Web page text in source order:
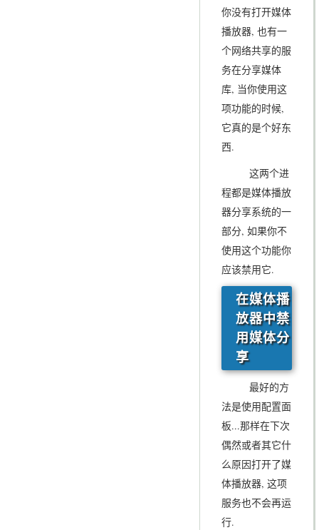
你没有打开媒体
播放器, 也有一
个网络共享的服
务在分享媒体
库, 当你使用这
项功能的时候,
它真的是个好东
西.
这两个进
程都是媒体播放
器分享系统的一
部分, 如果你不
使用这个功能你
应该禁用它.
在媒体播
放器中禁
用媒体分
享
最好的方
法是使用配置面
板...那样在下次
偶然或者其它什
么原因打开了媒
体播放器, 这项
服务也不会再运
行.